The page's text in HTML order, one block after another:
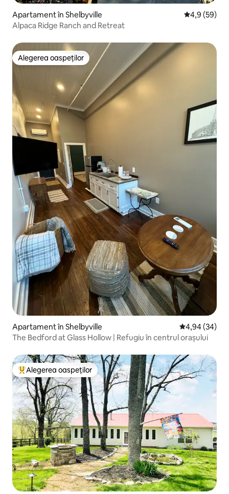
Apartament în Shelbyville Scor mediu
4,9 (59)
Alpaca Ridge Ranch and Retreat
Alegerea oaspeților
Alegerea oaspeților
Apartament în Shelbyville Scor mediu
4,94 (34)
The Bedford at Glass Hollow | Refugiu în centrul orașului
Locuință din topul categoriei Alegerea oaspeților
Alegerea oaspeților